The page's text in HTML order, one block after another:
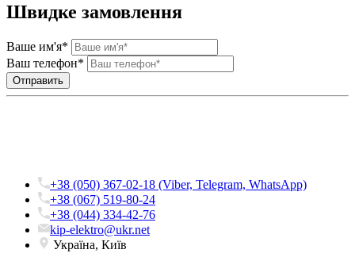
Швидке замовлення
Ваше им'я*
Ваш телефон*
+38 (050) 367-02-18 (Viber, Telegram, WhatsApp)
+38 (067) 519-80-24
+38 (044) 334-42-76
kip-elektro@ukr.net
Україна, Київ